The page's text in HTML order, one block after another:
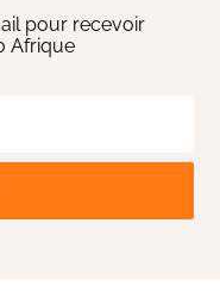
pour recevoir
Afrique